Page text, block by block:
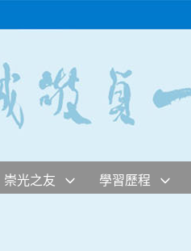
崇光之友 學習歷程